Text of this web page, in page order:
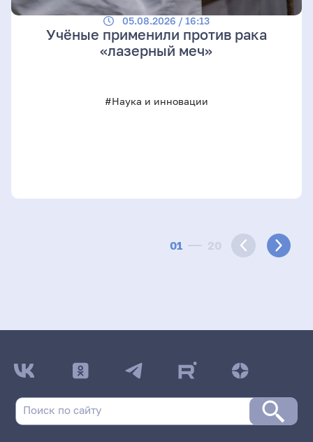
01 20
05.08.2026 / 16:13
Учёные применили против рака
«лазерный меч»
#Наука и инновации